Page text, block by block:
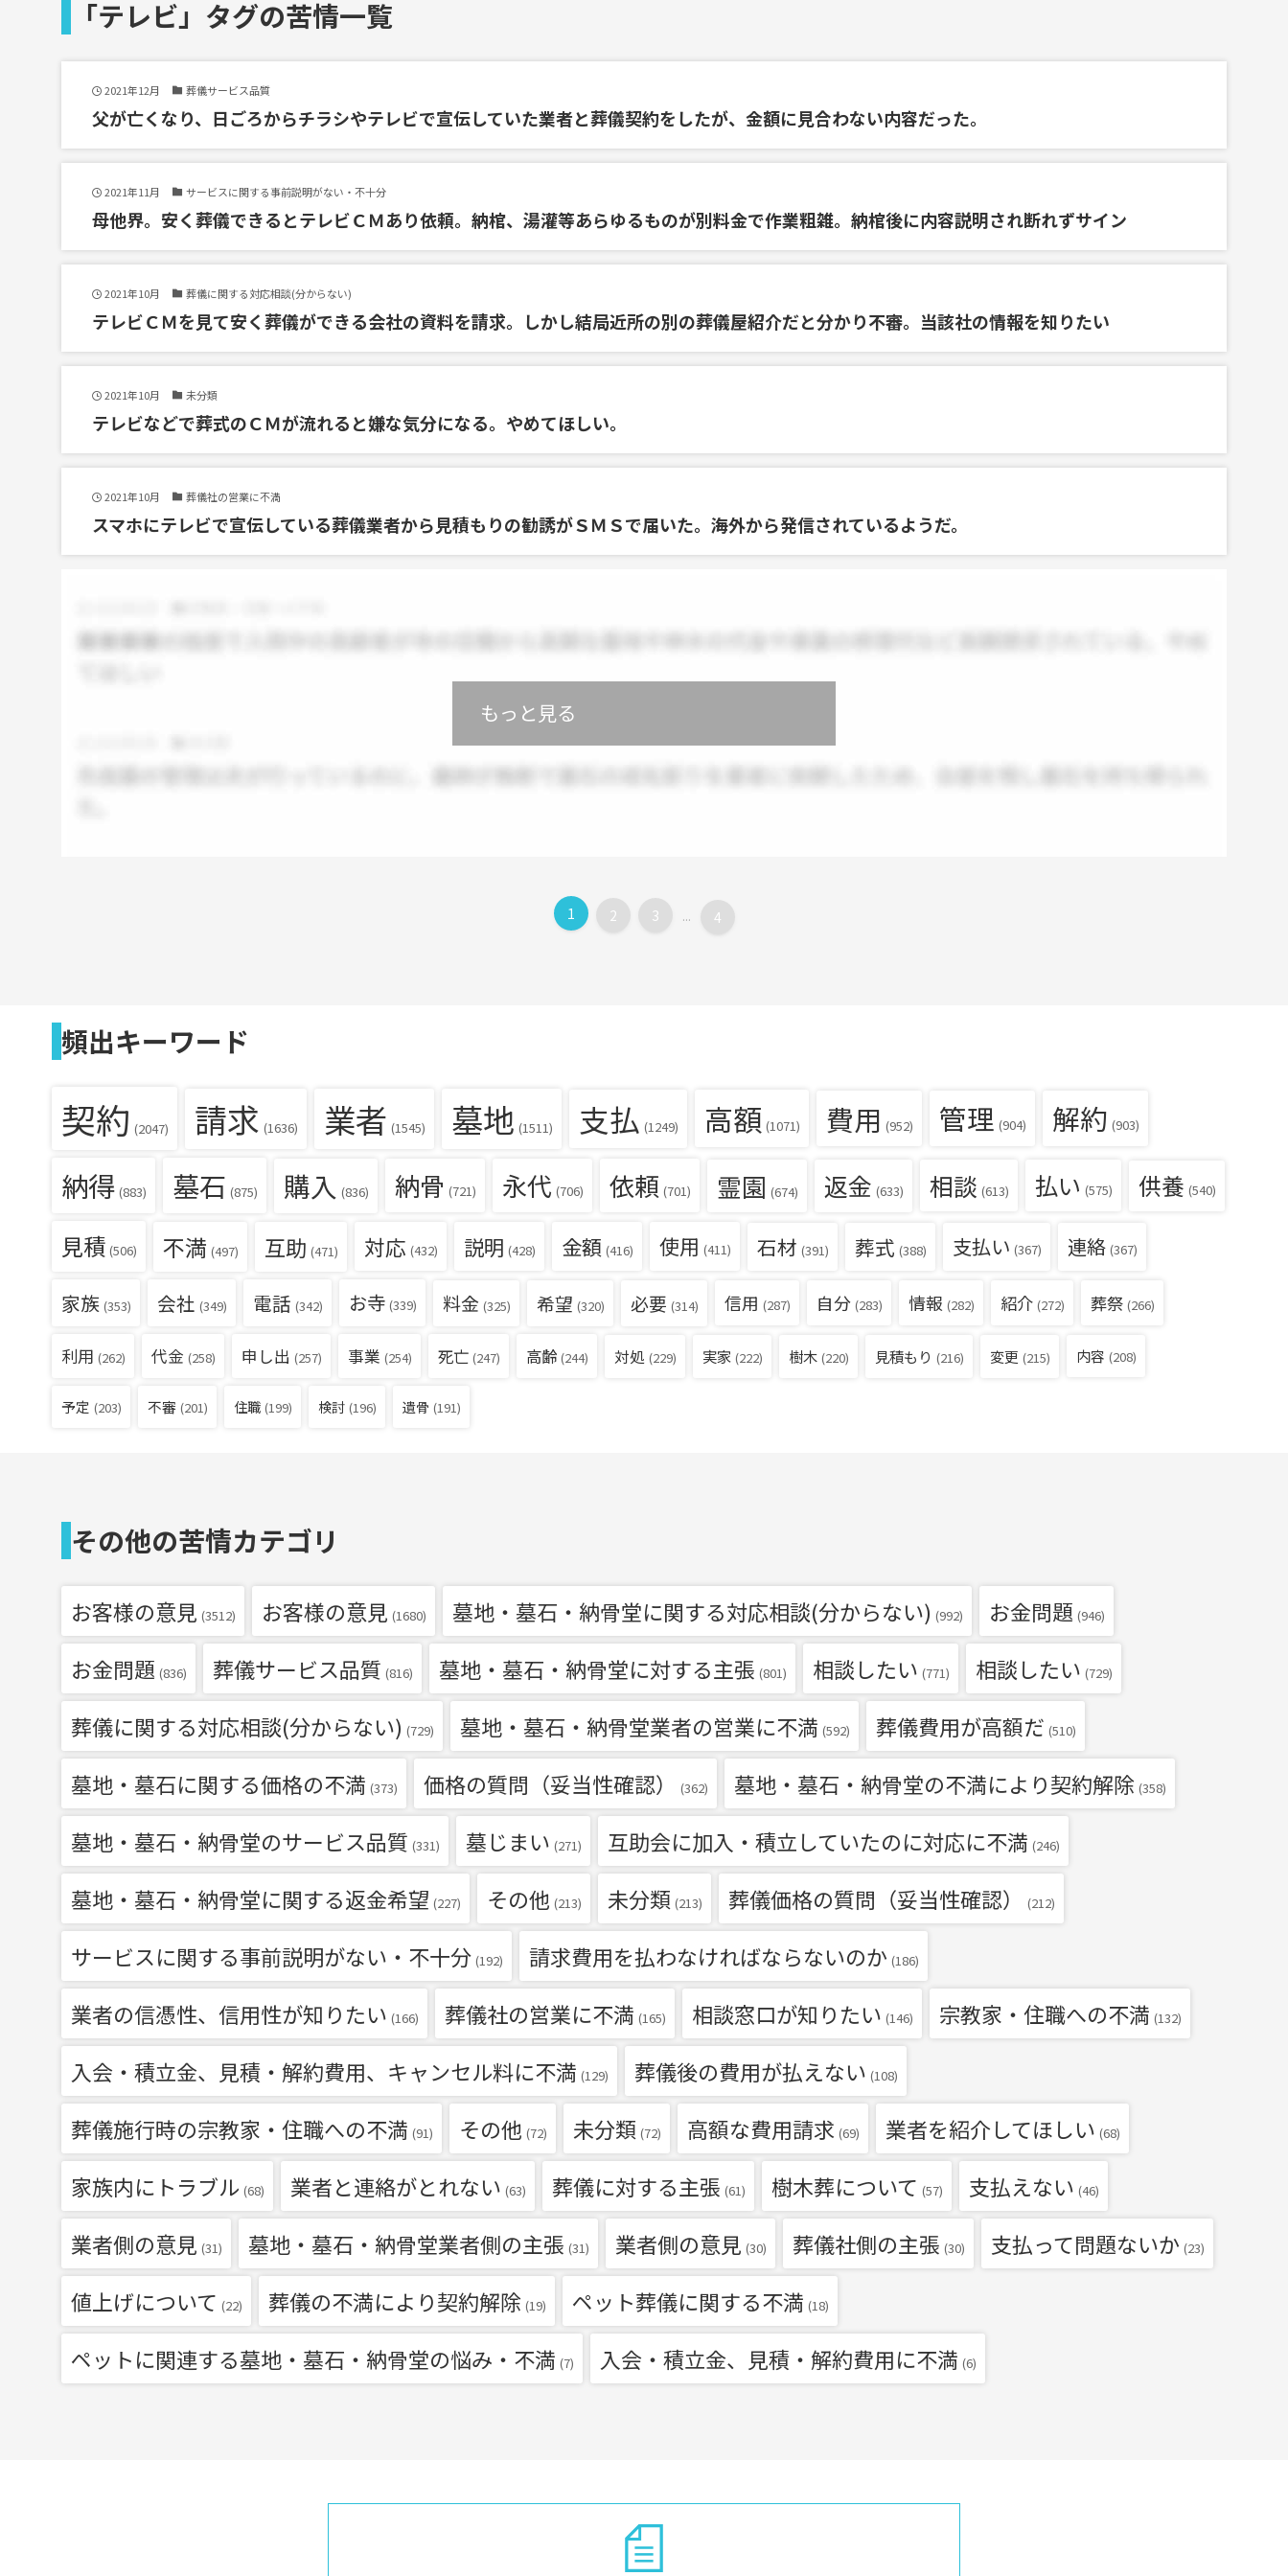
「テレビ」タグの苦情一覧
2021年12月 葬儀サービス品質
父が亡くなり、日ごろからチラシやテレビで宣伝していた業者と葬儀契約をしたが、金額に見合わない内容だった。
2021年11月 サービスに関する事前説明がない・不十分
母他界。安く葬儀できるとテレビＣＭあり依頼。納棺、湯灌等あらゆるものが別料金で作業粗雑。納棺後に内容説明され断れずサイン
2021年10月 葬儀に関する対応相談(分からない)
テレビＣＭを見て安く葬儀ができる会社の資料を請求。しかし結局近所の別の葬儀屋紹介だと分かり不審。当該社の情報を知りたい
2021年10月 未分類
テレビなどで葬式のＣＭが流れると嫌な気分になる。やめてほしい。
2021年10月 葬儀社の営業に不満
スマホにテレビで宣伝している葬儀業者から見積もりの勧誘がＳＭＳで届いた。海外から発信されているようだ。
もっと見る
1 2 3 ... 4
頻出キーワード
契約 (2047) 請求 (1636) 業者 (1545) 墓地 (1511) 支払 (1249) 高額 (1071) 費用 (952) 管理 (904) 解約 (903)
納得 (883) 墓石 (875) 購入 (836) 納骨 (721) 永代 (706) 依頼 (701) 霊園 (674) 返金 (633) 相談 (613) 払い (575) 供養 (540)
見積 (506) 不満 (497) 互助 (471) 対応 (432) 説明 (428) 金額 (416) 使用 (411) 石材 (391) 葬式 (388) 支払い (367) 連絡 (367)
家族 (353) 会社 (349) 電話 (342) お寺 (339) 料金 (325) 希望 (320) 必要 (314) 信用 (287) 自分 (283) 情報 (282) 紹介 (272) 葬祭 (266)
利用 (262) 代金 (258) 申し出 (257) 事業 (254) 死亡 (247) 高齢 (244) 対処 (229) 実家 (222) 樹木 (220) 見積もり (216) 変更 (215) 内容 (208)
予定 (203) 不審 (201) 住職 (199) 検討 (196) 遺骨 (191)
その他の苦情カテゴリ
お客様の意見 (3512) お客様の意見 (1680) 墓地・墓石・納骨堂に関する対応相談(分からない) (992) お金問題 (946)
お金問題 (836) 葬儀サービス品質 (816) 墓地・墓石・納骨堂に対する主張 (801) 相談したい (771) 相談したい (729)
葬儀に関する対応相談(分からない) (729) 墓地・墓石・納骨堂業者の営業に不満 (592) 葬儀費用が高額だ (510)
墓地・墓石に関する価格の不満 (373) 価格の質問（妥当性確認） (362) 墓地・墓石・納骨堂の不満により契約解除 (358)
墓地・墓石・納骨堂のサービス品質 (331) 墓じまい (271) 互助会に加入・積立していたのに対応に不満 (246)
墓地・墓石・納骨堂に関する返金希望 (227) その他 (213) 未分類 (213) 葬儀価格の質問（妥当性確認） (212)
サービスに関する事前説明がない・不十分 (192) 請求費用を払わなければならないのか (186)
業者の信憑性、信用性が知りたい (166) 葬儀社の営業に不満 (165) 相談窓口が知りたい (146) 宗教家・住職への不満 (132)
入会・積立金、見積・解約費用、キャンセル料に不満 (129) 葬儀後の費用が払えない (108)
葬儀施行時の宗教家・住職への不満 (91) その他 (72) 未分類 (72) 高額な費用請求 (69) 業者を紹介してほしい (68)
家族内にトラブル (68) 業者と連絡がとれない (63) 葬儀に対する主張 (61) 樹木葬について (57) 支払えない (46)
業者側の意見 (31) 墓地・墓石・納骨堂業者側の主張 (31) 業者側の意見 (30) 葬儀社側の主張 (30) 支払って問題ないか (23)
値上げについて (22) 葬儀の不満により契約解除 (19) ペット葬儀に関する不満 (18)
ペットに関連する墓地・墓石・納骨堂の悩み・不満 (7) 入会・積立金、見積・解約費用に不満 (6)